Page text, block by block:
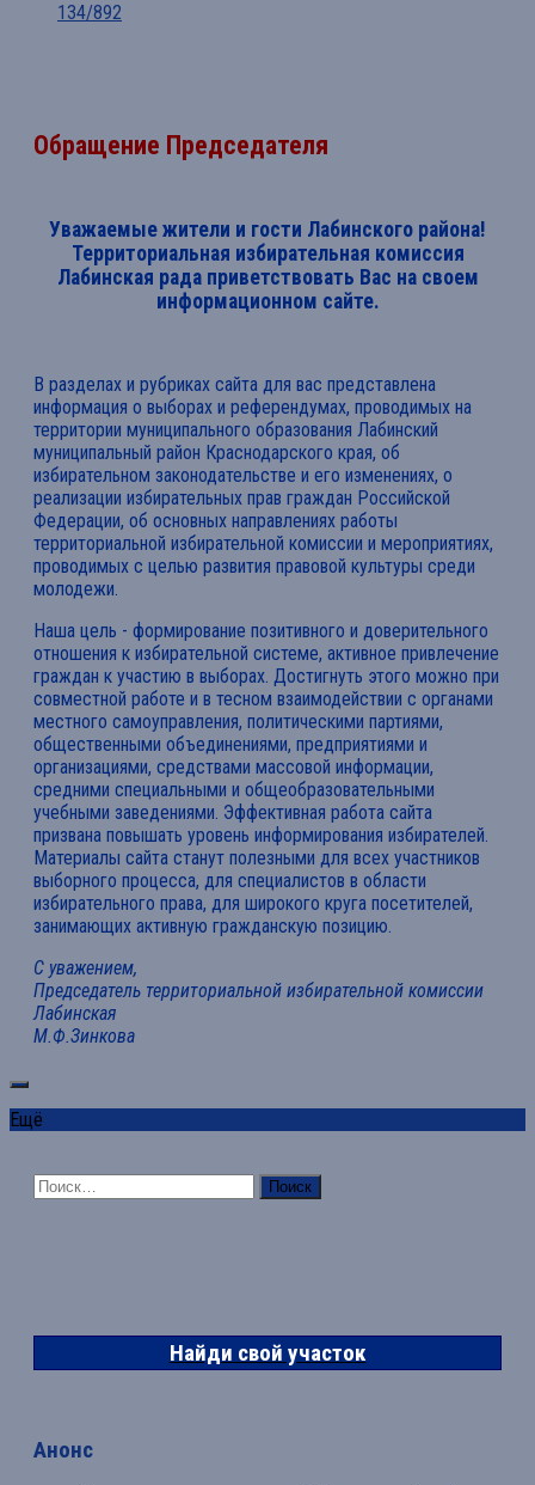
134/892
Обращение Председателя
Уважаемые жители и гости Лабинского района!
Территориальная избирательная комиссия
Лабинская рада приветствовать Вас на своем
информационном сайте.
В разделах и рубриках сайта для вас представлена
информация о выборах и референдумах, проводимых на
территории муниципального образования Лабинский
муниципальный район Краснодарского края, об
избирательном законодательстве и его изменениях, о
реализации избирательных прав граждан Российской
Федерации, об основных направлениях работы
территориальной избирательной комиссии и мероприятиях,
проводимых с целью развития правовой культуры среди
молодежи.
Наша цель - формирование позитивного и доверительного
отношения к избирательной системе, активное привлечение
граждан к участию в выборах. Достигнуть этого можно при
совместной работе и в тесном взаимодействии с органами
местного самоуправления, политическими партиями,
общественными объединениями, предприятиями и
организациями, средствами массовой информации,
средними специальными и общеобразовательными
учебными заведениями. Эффективная работа сайта
призвана повышать уровень информирования избирателей.
Материалы сайта станут полезными для всех участников
выборного процесса, для специалистов в области
избирательного права, для широкого круга посетителей,
занимающих активную гражданскую позицию.
С уважением,
Председатель территориальной избирательной комиссии
Лабинская
М.Ф.Зинкова
Ещё
Найти:
Найди свой участок
Анонс